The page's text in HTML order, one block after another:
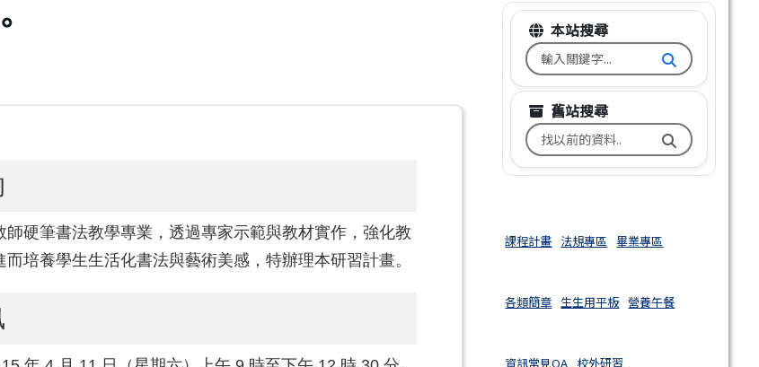
師硬筆書法教學專業，透過專家示範與教材實作，強化教
而培養學生生活化書法與藝術美感，特辦理本研習計畫。
本站搜尋
搜尋台南市文元國小全球資訊網
舊站搜尋
搜尋台南市文元國小舊校網關鍵
課程計畫 法規專區 畢業專區
各類簡章 生生用平板 營養午餐
資訊常見QA 校外研習